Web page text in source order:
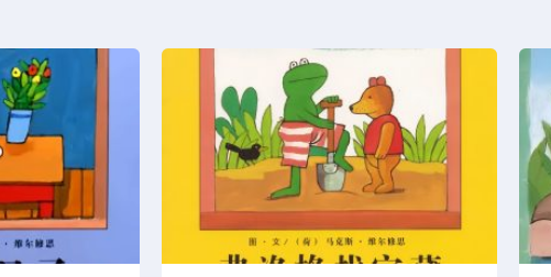
正在为您加载新内容